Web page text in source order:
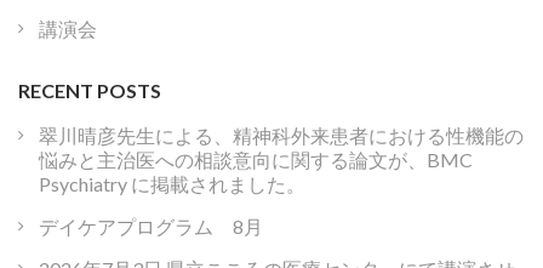
講演会
RECENT POSTS
翠川晴彦先生による、精神科外来患者における性機能の
悩みと主治医への相談意向に関する論文が、BMC
Psychiatry に掲載されました。
デイケアプログラム 8月